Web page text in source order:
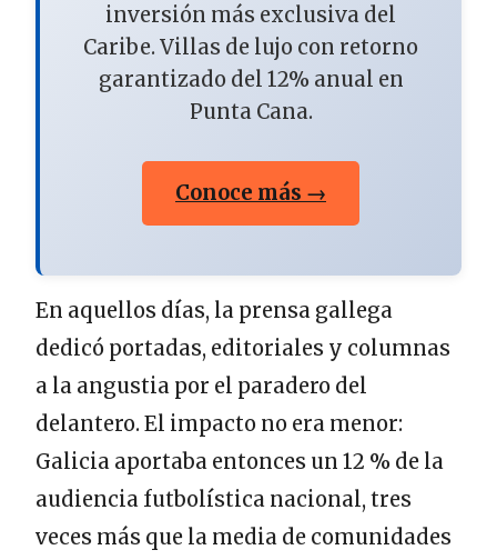
inversión más exclusiva del
Caribe. Villas de lujo con retorno
garantizado del 12% anual en
Punta Cana.
Conoce más →
En aquellos días, la prensa gallega
dedicó portadas, editoriales y columnas
a la angustia por el paradero del
delantero. El impacto no era menor:
Galicia aportaba entonces un 12 % de la
audiencia futbolística nacional, tres
veces más que la media de comunidades